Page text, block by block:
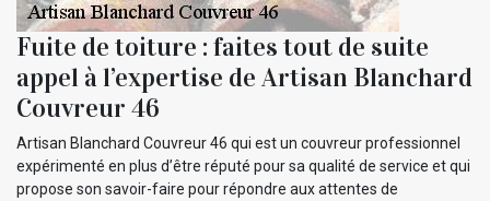
Fuite de toiture : faites tout de suite
appel à l’expertise de Artisan Blanchard
Couvreur 46
Artisan Blanchard Couvreur 46 qui est un couvreur professionnel
expérimenté en plus d’être réputé pour sa qualité de service et qui
propose son savoir-faire pour répondre aux attentes de